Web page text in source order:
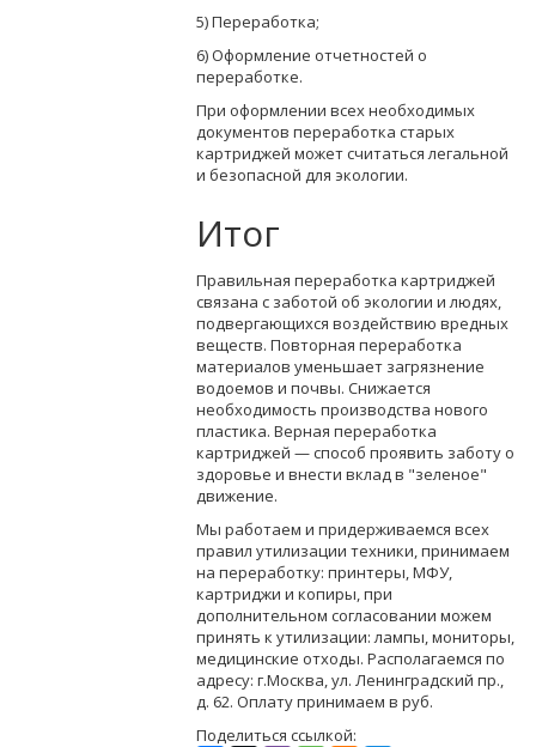
5) Переработка;
6) Оформление отчетностей о
переработке.
При оформлении всех необходимых
документов переработка старых
картриджей может считаться легальной
и безопасной для экологии.
Итог
Правильная переработка картриджей
связана с заботой об экологии и людях,
подвергающихся воздействию вредных
веществ. Повторная переработка
материалов уменьшает загрязнение
водоемов и почвы. Снижается
необходимость производства нового
пластика. Верная переработка
картриджей — способ проявить заботу о
здоровье и внести вклад в "зеленое"
движение.
Мы работаем и придерживаемся всех
правил утилизации техники, принимаем
на переработку: принтеры, МФУ,
картриджи и копиры, при
дополнительном согласовании можем
принять к утилизации: лампы, мониторы,
медицинские отходы. Располагаемся по
адресу: г.Москва, ул. Ленинградский пр.,
д. 62. Оплату принимаем в руб.
Поделиться ссылкой: